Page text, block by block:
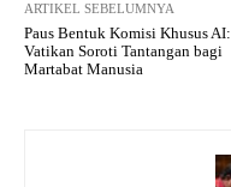
ARTIKEL SEBELUMNYA
Paus Bentuk Komisi Khusus AI:
Vatikan Soroti Tantangan bagi
Martabat Manusia